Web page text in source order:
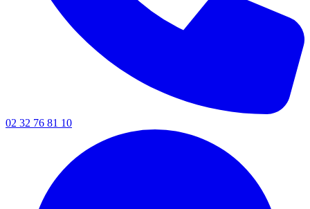
02 32 76 81 10